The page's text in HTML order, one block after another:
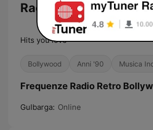
Radio Retro
Hits you love
Bollywood Anni '90 Musica
Frequenze Radio Retro
Gulbarga: Online